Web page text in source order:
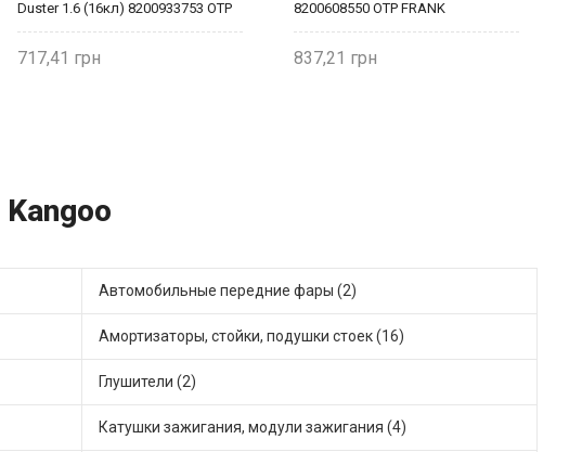
Duster 1.6 (16кл) 8200933753 OTP
717,41
8200608550 OTP FRANK
837,21
Автомобильные передние фары (2)
Амортизаторы, стойки, подушки стоек (16)
Глушители (2)
Катушки зажигания, модули зажигания (4)